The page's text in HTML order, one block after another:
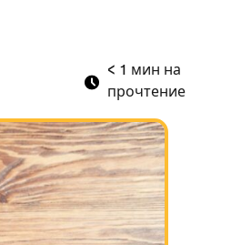
< 1 мин на
прочтение